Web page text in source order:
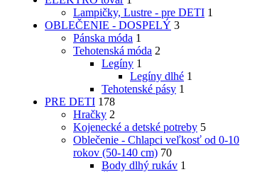
Lampičky, Lustre - pre DETI 1
OBLEČENIE - DOSPELÝ 3
Pánska móda 1
Tehotenská móda 2
Legíny 1
Legíny dlhé 1
Tehotenské pásy 1
PRE DETI 178
Hračky 2
Kojenecké a detské potreby 5
Oblečenie - Chlapci veľkosť od 0-10
rokov (50-140 cm) 70
Body dlhý rukáv 1